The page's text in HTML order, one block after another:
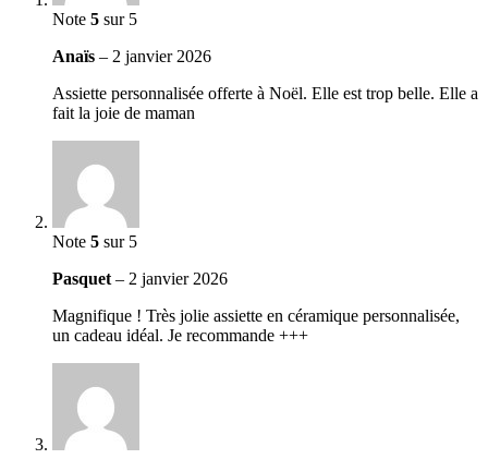
Note 5 sur 5
Anaïs – 2 janvier 2026
Assiette personnalisée offerte à Noël. Elle est trop belle. Elle a
fait la joie de maman
Note 5 sur 5
Pasquet– 2 janvier 2026
Magnifique ! Très jolie assiette en céramique personnalisée,
un cadeau idéal. Je recommande +++